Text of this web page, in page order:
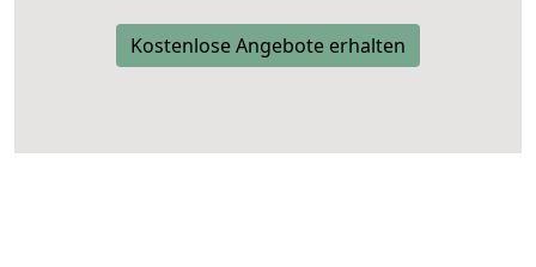
Kostenlose Angebote erhalten